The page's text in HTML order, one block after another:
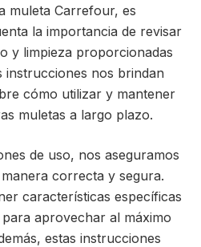
muleta Carrefour, es
la importancia de revisar
y limpieza proporcionadas
instrucciones nos brindan
cómo utilizar y mantener
muletas a largo plazo.
de uso, nos aseguramos
correcta y segura.
características específicas
aprovechar al máximo
estas instrucciones